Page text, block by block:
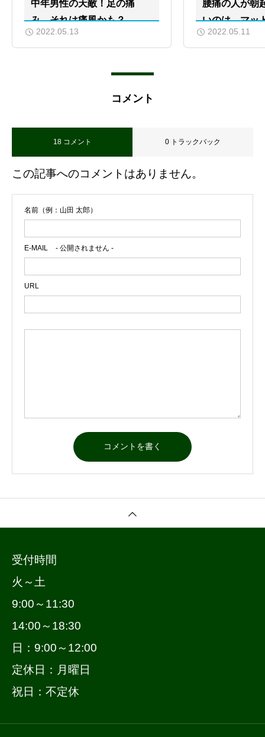
中年男性の天敵！足の痛
み、それは痛風かも？
2022.05.13
腰痛の人が朝
いのは、マッ
かも？
2022.05.11
コメント
18 コメント 0 トラックバック
この記事へのコメントはありません。
名前（例：山田 太郎）
E-MAIL - 公開されません -
URL
受付時間
火～土
9:00～11:30
14:00～18:30
日：9:00～12:00
定休日：月曜日
祝日：不定休